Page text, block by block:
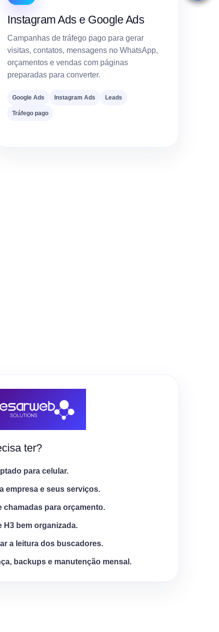
Instagram Ads e Google Ads
Campanhas de tráfego pago para gerar
visitas, contatos, mensagens no WhatsApp,
orçamentos e vendas com páginas
preparadas para converter.
Google Ads Instagram Ads Leads
Tráfego pago
ter?
para celular.
empresa e seus serviços.
chamadas para orçamento.
H3 bem organizada.
a leitura dos buscadores.
backups e manutenção mensal.